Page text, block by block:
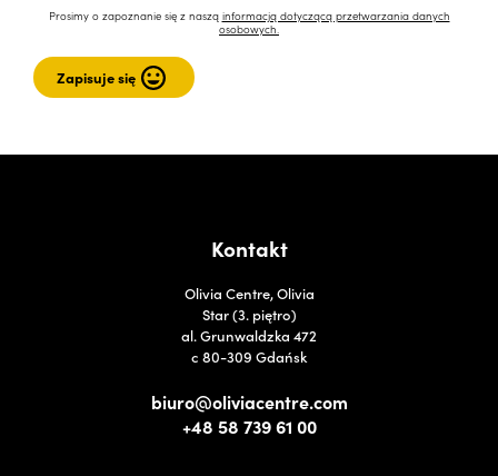
Prosimy o zapoznanie się z naszą informacją dotyczącą przetwarzania danych
osobowych.
Kontakt
Olivia Centre, Olivia
Star (3. piętro)
al. Grunwaldzka 472
c 80-309 Gdańsk
biuro@oliviacentre.com
+48 58 739 61 00